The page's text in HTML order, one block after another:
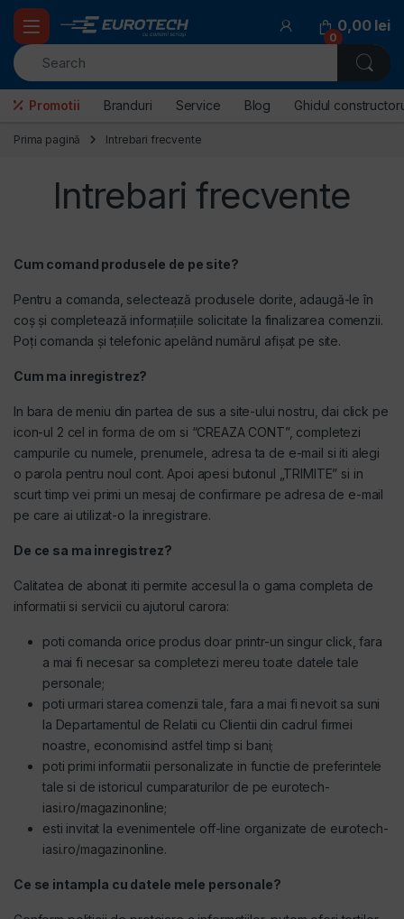
Skip to navigation
Skip to content
0
0,00 lei
Promotii Branduri Service Blog Ghidul
Prima pagină Intrebari frecvente
Intrebari frecvente
Cum comand produsele de pe site?
Pentru a comanda, selectează produsele dorite, adaugă-le în
coș și completează informațiile solicitate la finalizarea comenzii.
Poți comanda și telefonic apelând numărul afișat pe site.
Cum ma inregistrez?
In bara de meniu din partea de sus a site-ului nostru, dai click pe
icon-ul 2 cel in forma de om si “CREAZA CONT”, completezi
campurile cu numele, prenumele, adresa ta de e-mail si iti alegi
o parola pentru noul cont. Apoi apesi butonul „TRIMITE” si in
scurt timp vei primi un mesaj de confirmare pe adresa de e-mail
pe care ai utilizat-o la inregistrare.
De ce sa ma inregistrez?
Calitatea de abonat iti permite accesul la o gama completa de
informatii si servicii cu ajutorul carora:
poti comanda orice produs doar printr-un singur click, fara
a mai fi necesar sa completezi mereu toate datele tale
personale;
poti urmari starea comenzii tale, fara a mai fi nevoit sa suni
la Departamentul de Relatii cu Clientii din cadrul firmei
noastre, economisind astfel timp si bani;
poti primi informatii personalizate in functie de preferintele
tale si de istoricul cumparaturilor de pe eurotech-
iasi.ro/magazinonline;
esti invitat la evenimentele off-line organizate de eurotech-
iasi.ro/magazinonline.
Ce se intampla cu datele mele personale?